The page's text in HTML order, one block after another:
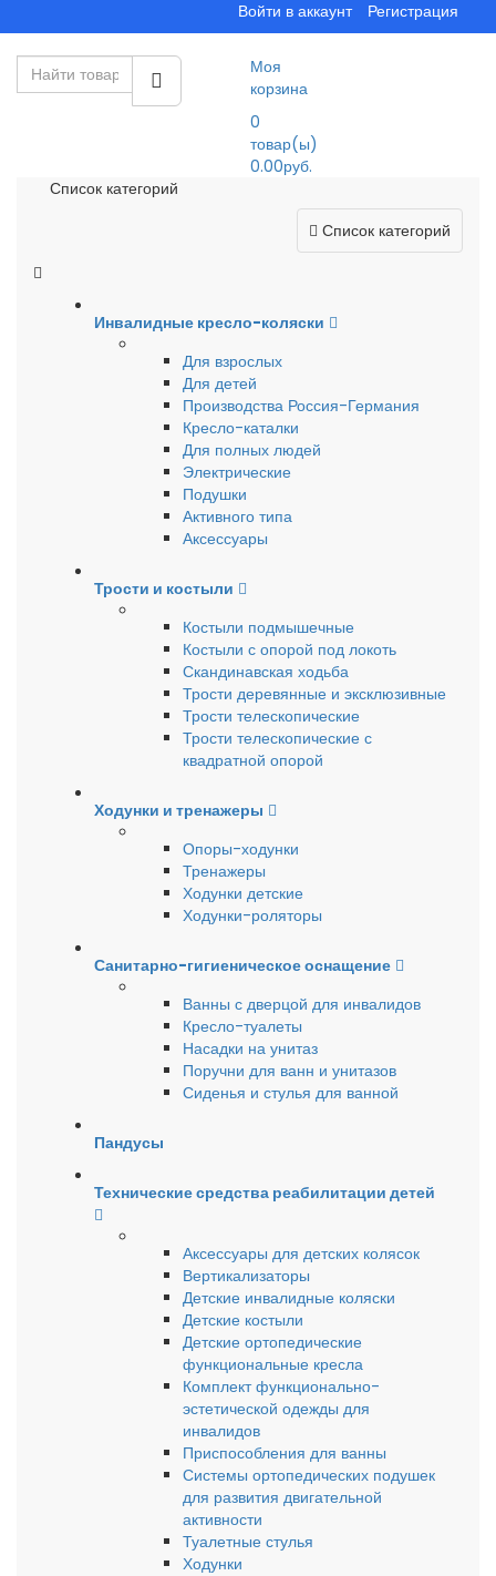
Войти в аккаунт Регистрация
Моя
корзина
0
товар(ы)
0.00руб.
Список категорий
Список категорий
Инвалидные кресло-коляски
Для взрослых
Для детей
Производства Россия-Германия
Кресло-каталки
Для полных людей
Электрические
Подушки
Активного типа
Аксессуары
Трости и костыли
Костыли подмышечные
Костыли с опорой под локоть
Скандинавская ходьба
Трости деревянные и эксклюзивные
Трости телескопические
Трости телескопические с
квадратной опорой
Ходунки и тренажеры
Опоры-ходунки
Тренажеры
Ходунки детские
Ходунки-роляторы
Санитарно-гигиеническое оснащение
Ванны с дверцой для инвалидов
Кресло-туалеты
Насадки на унитаз
Поручни для ванн и унитазов
Сиденья и стулья для ванной
Пандусы
Технические средства реабилитации детей
Аксессуары для детских колясок
Вертикализаторы
Детские инвалидные коляски
Детские костыли
Детские ортопедические
функциональные кресла
Комплект функционально-
эстетической одежды для
инвалидов
Приспособления для ванны
Системы ортопедических подушек
для развития двигательной
активности
Туалетные стулья
Ходунки